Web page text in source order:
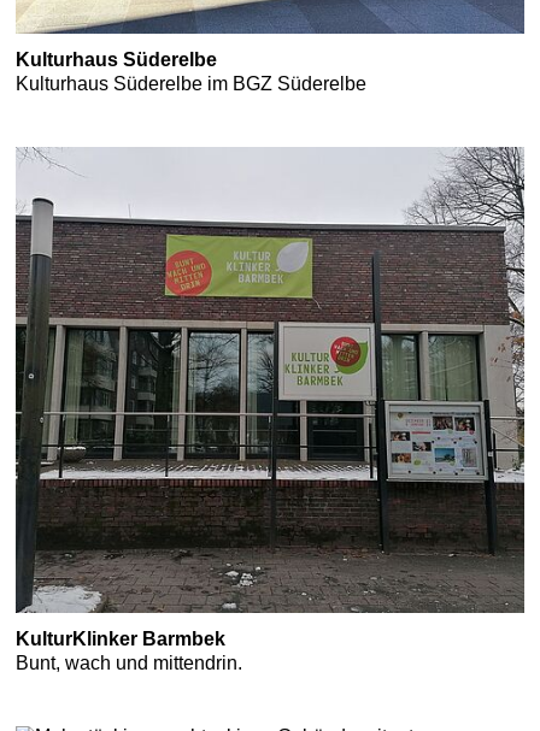
Kulturhaus Süderelbe
Kulturhaus Süderelbe im BGZ Süderelbe
KulturKlinker Barmbek
Bunt, wach und mittendrin.